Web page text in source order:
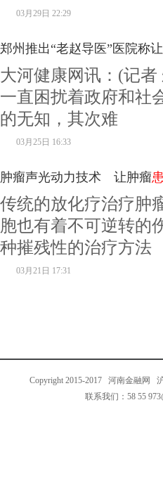
03月29日 22:29
郑州推出“老赵导医”医院称让
大河健康网讯：(记
一直困扰着政府和社
的无知，其次难
03月25日 16:33
肿瘤声光动力技术 让肿瘤
传统的放化疗治疗肿
胞也有着不可逆转的
种摧残性的治疗方法
03月21日 17:31
Copyright 2015-2017 河南金融网
联系我们：58 55